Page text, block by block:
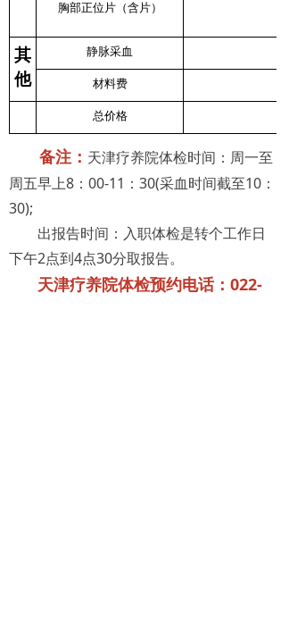
胸部正位片（含片）
其
他
静脉采血
材料费
总价格
备注： 天津疗养院体检时间：周一至
周五早上8：00-11：30(采血时间截至10：
30);
出报告时间：入职体检是转个工作日
下午2点到4点30分取报告。
天津疗养院体检预约电话：022-